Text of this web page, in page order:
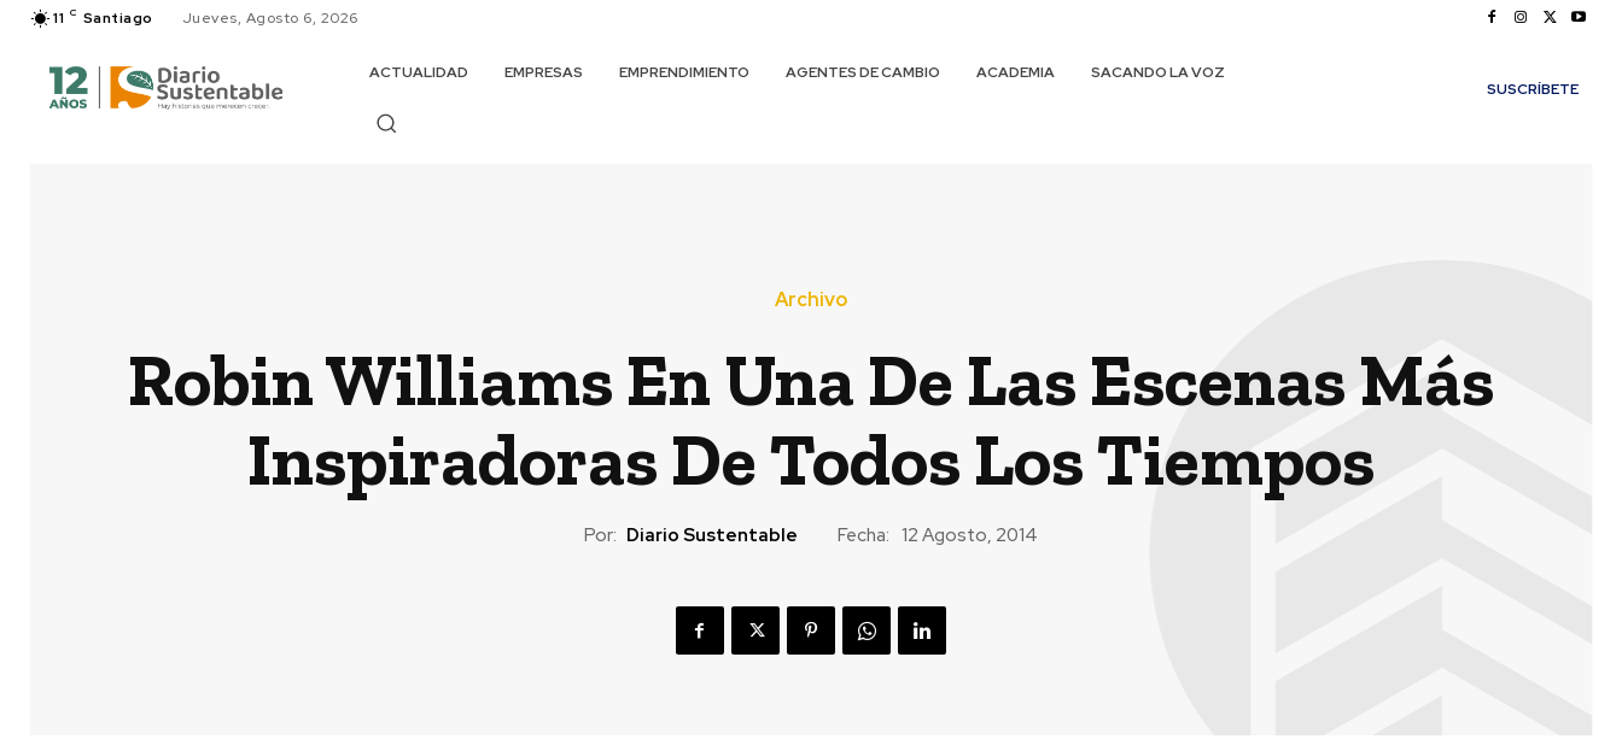
11 C Santiago Jueves, Agosto 6, 2026
ACTUALIDAD EMPRESAS EMPRENDIMIENTO AGENTES DE CAMBIO ACADEMIA
SACANDO LA VOZ
SUSCRÍBETE
Archivo
Robin Williams En Una De Las Escenas Más
Inspiradoras De Todos Los Tiempos
Por: Diario Sustentable Fecha: 12 Agosto, 2014